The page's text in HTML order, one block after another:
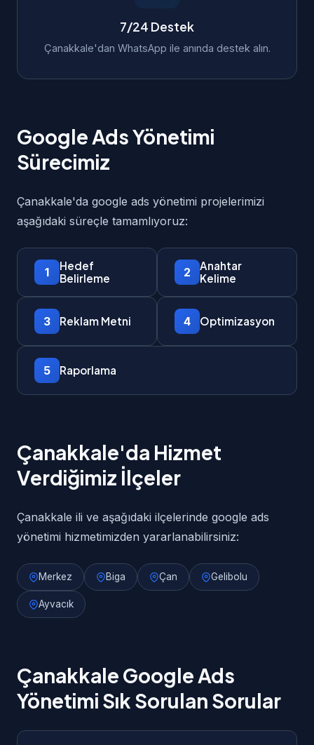
7/24 Destek
Çanakkale'dan WhatsApp ile anında destek alın.
Google Ads Yönetimi
Sürecimiz
Çanakkale'da google ads yönetimi projelerimizi
aşağıdaki süreçle tamamlıyoruz:
1
Hedef
Belirleme
2
Anahtar
Kelime
3 Reklam Metni 4 Optimizasyon
5 Raporlama
Çanakkale'da Hizmet
Verdiğimiz İlçeler
Çanakkale ili ve aşağıdaki ilçelerinde google ads
yönetimi hizmetimizden yararlanabilirsiniz:
Merkez Biga Çan Gelibolu
Ayvacık
Çanakkale Google Ads
Yönetimi Sık Sorulan Sorular